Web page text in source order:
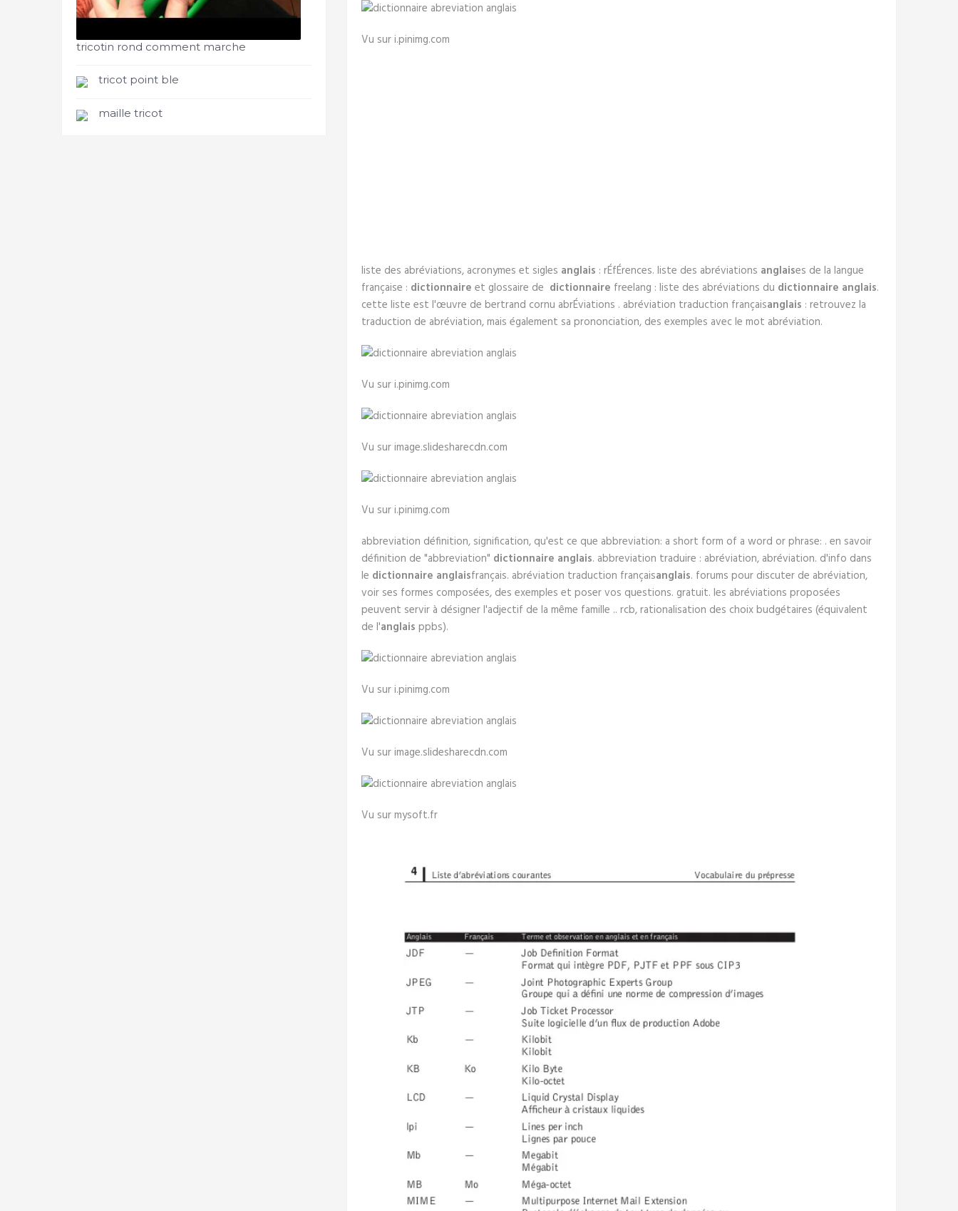
Vu sur i.pinimg.com
liste des abréviations, acronymes et sigles anglais : rÉfÉrences. liste des abréviations anglaises de la langue
française : dictionnaire et glossaire de dictionnaire freelang : liste des abréviations du dictionnaire anglais.
cette liste est l'œuvre de bertrand cornu abrÉviations . abréviation traduction françaisanglais : retrouvez la
traduction de abréviation, mais également sa prononciation, des exemples avec le mot abréviation.
Vu sur i.pinimg.com
Vu sur image.slidesharecdn.com
Vu sur i.pinimg.com
abbreviation définition, signification, qu'est ce que abbreviation: a short form of a word or phrase: . en savoir
définition de "abbreviation" dictionnaire anglais. abbreviation traduire : abréviation, abréviation. d'info dans
le dictionnaire anglaisfrançais. abréviation traduction françaisanglais. forums pour discuter de abréviation,
voir ses formes composées, des exemples et poser vos questions. gratuit. les abréviations proposées
peuvent servir à désigner l'adjectif de la même famille .. rcb, rationalisation des choix budgétaires (équivalent
de l'anglais ppbs).
Vu sur i.pinimg.com
Vu sur image.slidesharecdn.com
Vu sur mysoft.fr
tricotin rond comment marche
tricot point ble
maille tricot